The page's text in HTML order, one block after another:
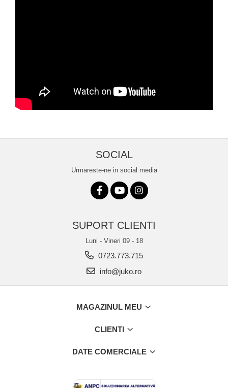
SOCIAL
Urmareste-ne in social media
SUPORT CLIENTI
Luni - Vineri 09 - 18
0723.773.715
info@juko.ro
MAGAZINUL MEU
CLIENTI
DATE COMERCIALE